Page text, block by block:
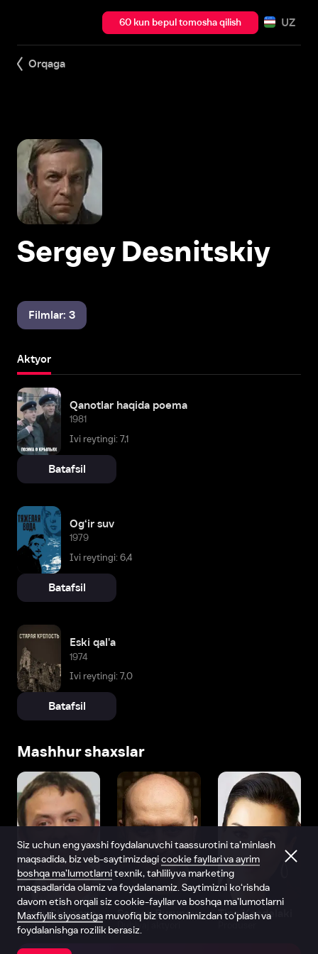
60 kun bepul tomosha qilish UZ
Orqaga
Sergey Desnitskiy
Filmlar: 3
Aktyor
Qanotlar haqida poema
1981
Ivi reytingi: 7,1
Batafsil
Og‘ir suv
1979
Ivi reytingi: 6,4
Batafsil
Eski qal'a
1974
Ivi reytingi: 7,0
Batafsil
Mashhur shaxslar
Vitaliy Shlyappo
Produser
Sergey Burunov
Dublyaj aktyori
Tina Kandelaki
Produser
Siz uchun eng yaxshi foydalanuvchi taassurotini ta’minlash
maqsadida, biz veb-saytimizdagicookie fayllari va ayrim
boshqa ma’lumotlarnitexnik, tahliliy va marketing
maqsadlarida olamiz va foydalanamiz. Saytimizni ko‘rishda
davom etish orqali siz cookie-fayllar va boshqa ma’lumotlarni
Maxfiylik siyosatiga muvofiq biz tomonimizdan to‘plash va
foydalanishga rozilik berasiz.